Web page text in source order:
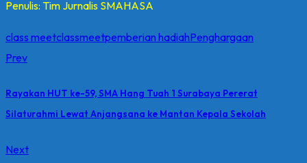
Penulis: Tim Jurnalis SMAHASA
class meetclassmeetpemberian hadiahPenghargaan
Prev
Rayakan HUT ke-59, SMA Hang Tuah 1 Surabaya Pererat
Silaturahmi Lewat Anjangsana ke Mantan Kepala Sekolah
Next